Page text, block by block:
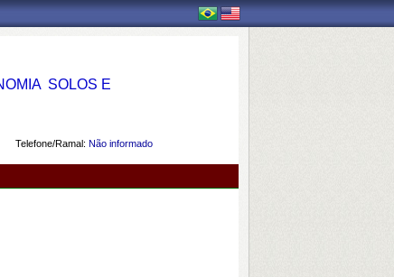
 SOLOS E
Telefone/Ramal: Não informado